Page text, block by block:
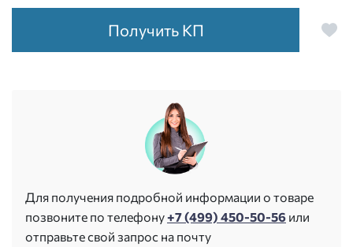
Получить КП
Для получения подробной информации о товаре
позвоните по телефону+7 (499) 450-50-56 или
отправьте свой запрос на почту